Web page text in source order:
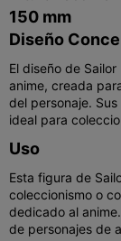
150 mm
Diseño
El diseño de
anime, creada
del personaje.
ideal para
Uso
Esta figura de
coleccionismo o
dedicado al
de personajes de